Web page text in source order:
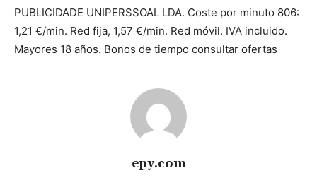
PUBLICIDADE UNIPERSSOAL LDA. Coste por minuto 806:
1,21 €/min. Red fija, 1,57 €/min. Red móvil. IVA incluido.
Mayores 18 años. Bonos de tiempo consultar ofertas
epy.com